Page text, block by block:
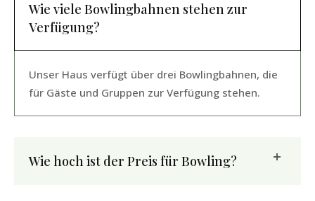
Wie viele Bowlingbahnen stehen zur
Verfügung?
Unser Haus verfügt über drei Bowlingbahnen, die
für Gäste und Gruppen zur Verfügung stehen.
Wie hoch ist der Preis für Bowling?